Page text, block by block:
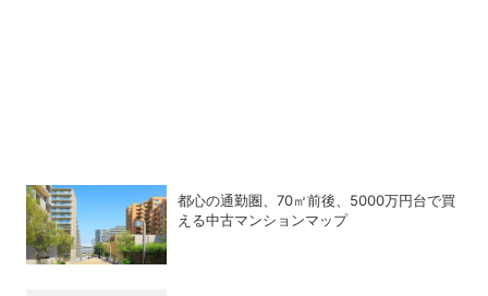
都心の通勤圏、70㎡前後、5000万円台で買
える中古マンションマップ